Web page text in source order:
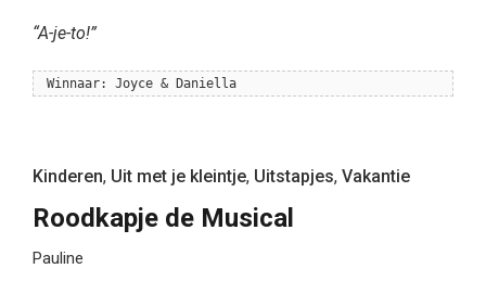
“A-je-to!”
Winnaar: Joyce & Daniella
Kinderen, Uit met je kleintje, Uitstapjes, Vakantie
Roodkapje de Musical
Pauline